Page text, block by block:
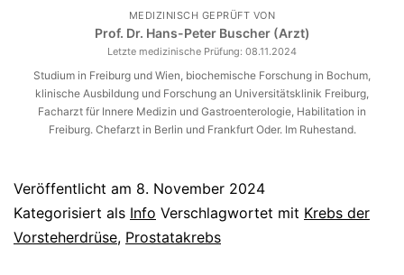
MEDIZINISCH GEPRÜFT VON
Prof. Dr. Hans-Peter Buscher (Arzt)
Letzte medizinische Prüfung: 08.11.2024
Studium in Freiburg und Wien, biochemische Forschung in Bochum,
klinische Ausbildung und Forschung an Universitätsklinik Freiburg,
Facharzt für Innere Medizin und Gastroenterologie, Habilitation in
Freiburg. Chefarzt in Berlin und Frankfurt Oder. Im Ruhestand.
Veröffentlicht am 8. November 2024
Kategorisiert als Info Verschlagwortet mit Krebs der
Vorsteherdrüse, Prostatakrebs